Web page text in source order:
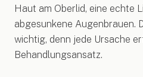
Haut am Oberlid, eine echte
abgesunkene Augenbrauen.
wichtig, denn jede Ursache
Behandlungsansatz.